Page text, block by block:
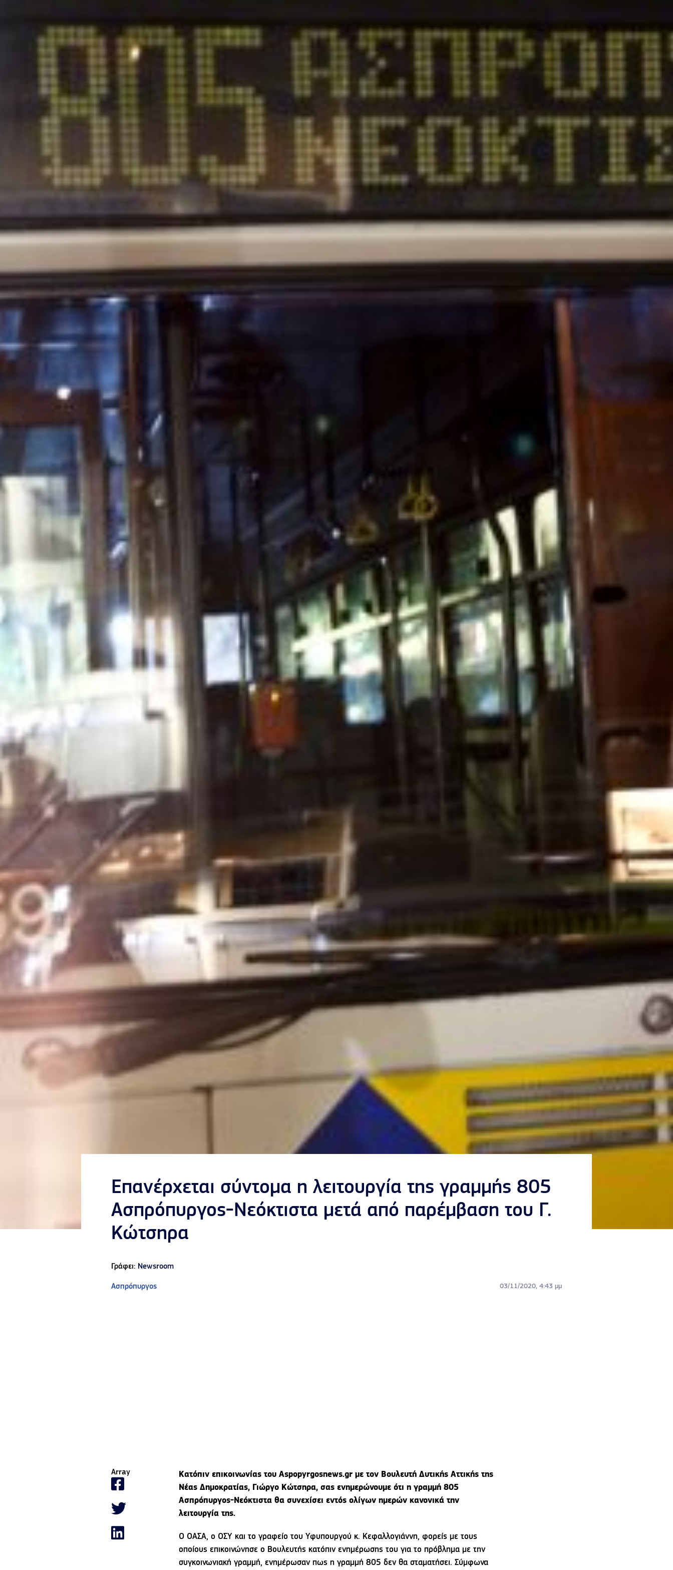
Επανέρχεται σύντομα η λειτουργία της γραμμής 805
Ασπρόπυργος-Νεόκτιστα μετά από παρέμβαση του Γ.
Κώτσηρα
Γράφει: Newsroom
Ασπρόπυργος 03/11/2020, 4:43 μμ
Array
Κατόπιν επικοινωνίας του Aspopyrgosnews.gr με τον Βουλευτή Δυτικής Αττικής της
Νέας Δημοκρατίας, Γιώργο Κώτσηρα, σας ενημερώνουμε ότι η γραμμή 805
Ασπρόπυργος-Νεόκτιστα θα συνεχίσει εντός ολίγων ημερών κανονικά την
λειτουργία της.
Ο ΟΑΣΑ, ο ΟΣΥ και το γραφείο του Υφυπουργού κ. Κεφαλλογιάννη, φορείς με τους
οποίους επικοινώνησε ο Βουλευτής κατόπιν ενημέρωσης του για το πρόβλημα με την
συγκοινωνιακή γραμμή, ενημέρωσαν πως η γραμμή 805 δεν θα σταματήσει. Σύμφωνα